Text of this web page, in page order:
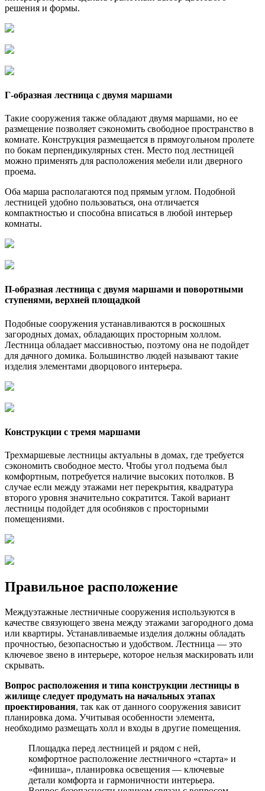
решения и формы.
Г-образная лестница с двумя маршами
Такие сооружения также обладают двумя маршами, но ее
размещение позволяет сэкономить свободное пространство в
комнате. Конструкция размещается в прямоугольном пролете
по бокам перпендикулярных стен. Место под лестницей
можно применять для расположения мебели или дверного
проема.
Оба марша располагаются под прямым углом. Подобной
лестницей удобно пользоваться, она отличается
компактностью и способна вписаться в любой интерьер
комнаты.
П-образная лестница с двумя маршами и поворотными
ступенями, верхней площадкой
Подобные сооружения устанавливаются в роскошных
загородных домах, обладающих просторным холлом.
Лестница обладает массивностью, поэтому она не подойдет
для дачного домика. Большинство людей называют такие
изделия элементами дворцового интерьера.
Конструкции с тремя маршами
Трехмаршевые лестницы актуальны в домах, где требуется
сэкономить свободное место. Чтобы угол подъема был
комфортным, потребуется наличие высоких потолков. В
случае если между этажами нет перекрытия, квадратура
второго уровня значительно сократится. Такой вариант
лестницы подойдет для особняков с просторными
помещениями.
Правильное расположение
Междуэтажные лестничные сооружения используются в
качестве связующего звена между этажами загородного дома
или квартиры. Устанавливаемые изделия должны обладать
прочностью, безопасностью и удобством. Лестница — это
ключевое звено в интерьере, которое нельзя маскировать или
скрывать.
Вопрос расположения и типа конструкции лестницы в
жилище следует продумать на начальных этапах
проектирования, так как от данного сооружения зависит
планировка дома. Учитывая особенности элемента,
необходимо размещать холл и входы в другие помещения.
Площадка перед лестницей и рядом с ней,
комфортное расположение лестничного «старта» и
«финиша», планировка освещения — ключевые
детали комфорта и гармоничности интерьера.